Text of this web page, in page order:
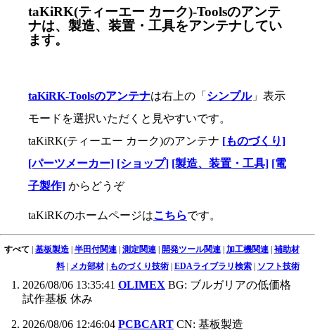
taKiRK(ティーエー カーク)-Toolsのアンテ
ナは、製造、装置・工具をアンテナしてい
ます。
taKiRK-Toolsのアンテナは右上の「 シンプル」表示
モードを選択いただくと見やすいです。
taKiRK(ティーエー カーク)のアンテナ [ものづくり]
[パーツメーカー] [ショップ] [製造、装置・工具] [電
子製作] からどうぞ
taKiRKのホームページはこちらです。
すべて 基板製造| 半田付関連| 測定関連| 開発ツール関連| 加工機関連| 補助材
料| メカ部材| ものづくり技術| EDAライブラリ検索| ソフト技術
2026/08/06 13:35:41 OLIMEX BG: ブルガリアの低価格
試作基板 休み
2026/08/06 12:46:04 PCBCART CN: 基板製造